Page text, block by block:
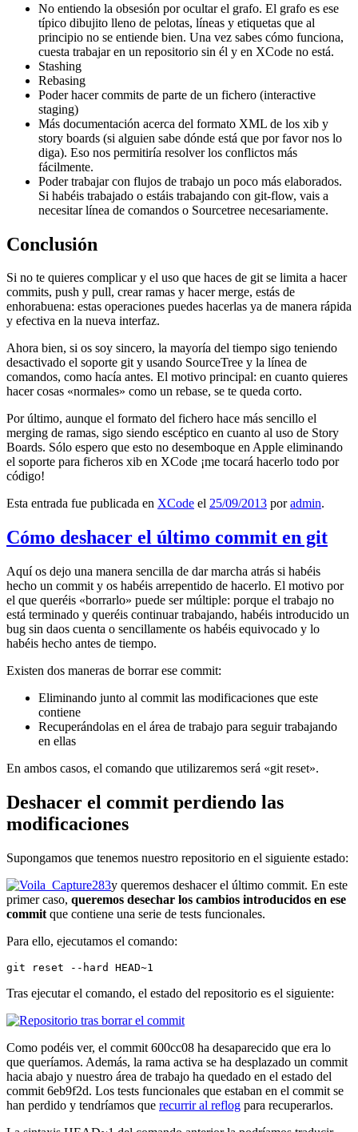
No entiendo la obsesión por ocultar el grafo. El grafo es ese
típico dibujito lleno de pelotas, líneas y etiquetas que al
principio no se entiende bien. Una vez sabes cómo funciona,
cuesta trabajar en un repositorio sin él y en XCode no está.
Stashing
Rebasing
Poder hacer commits de parte de un fichero (interactive
staging)
Más documentación acerca del formato XML de los xib y
story boards (si alguien sabe dónde está que por favor nos lo
diga). Eso nos permitiría resolver los conflictos más
fácilmente.
Poder trabajar con flujos de trabajo un poco más elaborados.
Si habéis trabajado o estáis trabajando con git-flow, vais a
necesitar línea de comandos o Sourcetree necesariamente.
Conclusión
Si no te quieres complicar y el uso que haces de git se limita a hacer
commits, push y pull, crear ramas y hacer merge, estás de
enhorabuena: estas operaciones puedes hacerlas ya de manera rápida
y efectiva en la nueva interfaz.
Ahora bien, si os soy sincero, la mayoría del tiempo sigo teniendo
desactivado el soporte git y usando SourceTree y la línea de
comandos, como hacía antes. El motivo principal: en cuanto quieres
hacer cosas «normales» como un rebase, se te queda corto.
Por último, aunque el formato del fichero hace más sencillo el
merging de ramas, sigo siendo escéptico en cuanto al uso de Story
Boards. Sólo espero que esto no desemboque en Apple eliminando
el soporte para ficheros xib en XCode ¡me tocará hacerlo todo por
código!
Esta entrada fue publicada en XCode el 25/09/2013 poradmin.
Cómo deshacer el último commit en git
Aquí os dejo una manera sencilla de dar marcha atrás si habéis
hecho un commit y os habéis arrepentido de hacerlo. El motivo por
el que queréis «borrarlo» puede ser múltiple: porque el trabajo no
está terminado y queréis continuar trabajando, habéis introducido un
bug sin daos cuenta o sencillamente os habéis equivocado y lo
habéis hecho antes de tiempo.
Existen dos maneras de borrar ese commit:
Eliminando junto al commit las modificaciones que este
contiene
Recuperándolas en el área de trabajo para seguir trabajando
en ellas
En ambos casos, el comando que utilizaremos será «git reset».
Deshacer el commit perdiendo las
modificaciones
Supongamos que tenemos nuestro repositorio en el siguiente estado:
y queremos deshacer el último commit. En este
primer caso, queremos desechar los cambios introducidos en ese
commit que contiene una serie de tests funcionales.
Para ello, ejecutamos el comando:
git reset --hard HEAD~1
Tras ejecutar el comando, el estado del repositorio es el siguiente:
Como podéis ver, el commit 600cc08 ha desaparecido que era lo
que queríamos. Además, la rama activa se ha desplazado un commit
hacia abajo y nuestro área de trabajo ha quedado en el estado del
commit 6eb9f2d. Los tests funcionales que estaban en el commit se
han perdido y tendríamos que recurrir al reflog para recuperarlos.